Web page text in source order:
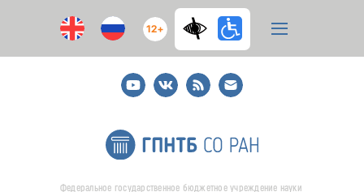
12+
YoutubeВКонтакте
RSS
E-
mail
Федеральное государственное бюджетное учреждение науки